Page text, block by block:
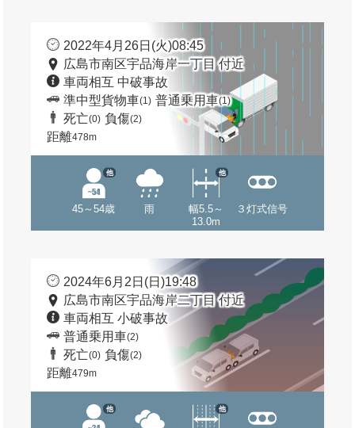
2022年4月26日(火)08:45
広島市南区宇品海岸一丁目 付近
車両相互 中破事故
準中型貨物車(1) 普通乗用車(1)
死亡(0) 負傷(2)
距離478m
45～54歳
他
雨
幅5.5～
13.0m
他
３灯式信号
2024年6月2日(日)19:48
広島市南区宇品海岸二丁目 付近
車両相互 小破事故
普通乗用車(2)
死亡(0) 負傷(2)
距離479m
他 他